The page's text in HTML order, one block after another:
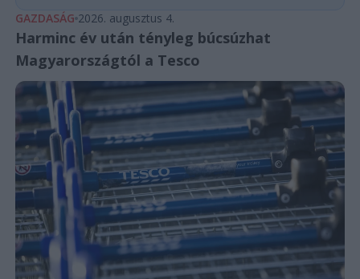
GAZDASÁG 2026. augusztus 4.
Harminc év után tényleg búcsúzhat
Magyarországtól a Tesco